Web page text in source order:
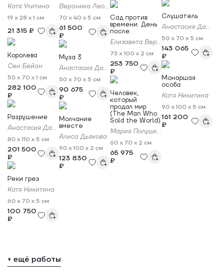
Катя Улитина
19 x 28 x 1 см
21 315 ₽
Королева
Сен Бейон
50 x 70 x 1 см
282 100
₽
Разрушение
Анастасия Даниленко
80 x 110 x 5 см
201 500
₽
Реки грез
Катя Никитина
60 x 70 x 5 см
100 750
₽
Вероника Леонова
70 x 40 x 5 см
61 500
₽
Муза 3
Анастасия Даниленко
50 x 70 x 5 см
90 675
₽
Молчание
вместе
Алиса Дьякова
90 x 100 x 2 см
123 830
₽
Сад против
времени. День
после.
Елизавета Вербицкая
75 x 100 x 2 см
253 750
₽
Человек,
который
продал мир
(The Man Who
Sold the World)
Мария Полушкина
60 x 70 x 2 см
65 975
₽
Слушатель
Анастасия Даниленко
50 x 70 x 5 см
143 065
₽
Монаршая
особа
Катя Никитина
90 x 100 x 5 см
161 200
₽
+ ещё работы